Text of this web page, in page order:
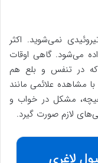
نمی‌شوید. اکثر
می‌شود. گاهی اوقات
در تنفس و بلع هم
مشاهده علائمی مانند
مشکل در خواب و
لازم صورت گیرد.